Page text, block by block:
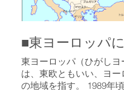
■東ヨーロッパ
東ヨーロッパ（ひがしヨ
は、東欧ともいい、ヨー
の地域を指す。 1989年